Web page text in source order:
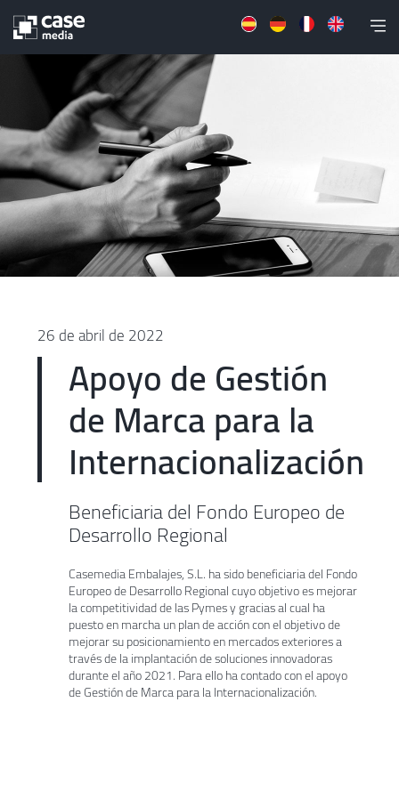
26 de abril de 2022
Apoyo de Gestión
de Marca para la
Internacionalización
Beneficiaria del Fondo Europeo de
Desarrollo Regional
Casemedia Embalajes, S.L. ha sido beneficiaria del Fondo
Europeo de Desarrollo Regional cuyo objetivo es mejorar
la competitividad de las Pymes y gracias al cual ha
puesto en marcha un plan de acción con el objetivo de
mejorar su posicionamiento en mercados exteriores a
través de la implantación de soluciones innovadoras
durante el año 2021. Para ello ha contado con el apoyo
de Gestión de Marca para la Internacionalización.